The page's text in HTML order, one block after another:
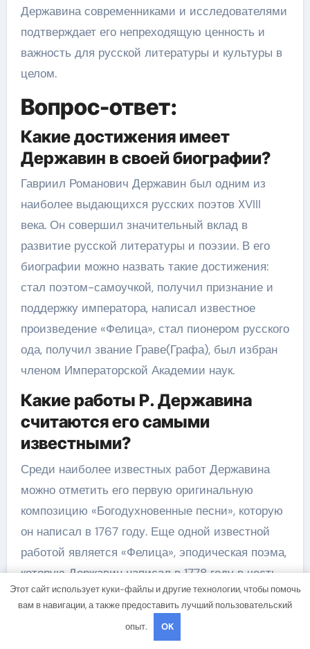
Державина современниками и исследователями
подтверждает его непреходящую ценность и
важность для русской литературы и культуры в
целом.
Вопрос-ответ:
Какие достижения имеет
Державин в своей биографии?
Гавриил Романович Державин был одним из
наиболее выдающихся русских поэтов XVIII
века. Он совершил значительный вклад в
развитие русской литературы и поэзии. В его
биографии можно назвать такие достижения:
стал поэтом-самоучкой, получил признание и
поддержку императора, написал известное
произведение «Фелица», стал пионером русского
ода, получил звание Граве(Графа), был избран
членом Императорской Академии наук.
Какие работы Р. Державина
считаются его самыми
известными?
Среди наиболее известных работ Державина
можно отметить его первую оригинальную
композицию «Богодухновенные песни», которую
он написал в 1767 году. Еще одной известной
работой является «Фелица», эподическая поэма,
которую Державин написал в 1778 году в честь
годовщины венчания Екатерины II. Он также
автор таких произведений, как «Катящик»,
«Обновленная жизнь».
Этот сайт использует куки-файлы и другие технологии, чтобы помочь
вам в навигации, а также предоставить лучший пользовательский
опыт.
OK